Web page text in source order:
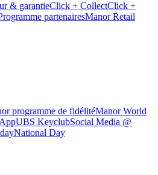
& garantieClick + CollectClick +
partenairesManor Retail
programme de fidélitéManor World
UBS KeyclubSocial Media @
National Day